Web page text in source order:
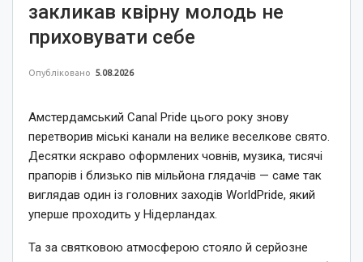
закликав квірну молодь не
приховувати себе
Опубліковано 5.08.2026
Амстердамський Canal Pride цього року знову
перетворив міські канали на велике веселкове свято.
Десятки яскраво оформлених човнів, музика, тисячі
прапорів і близько пів мільйона глядачів — саме так
виглядав один із головних заходів WorldPride, який
уперше проходить у Нідерландах.
Та за святковою атмосферою стояло й серйозне